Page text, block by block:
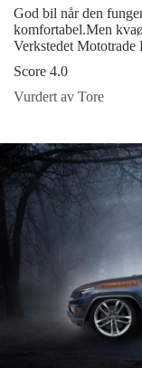
God bil når den
komfortabel.Men
Verkstedet
Score 4.0
Vurdert av Tore